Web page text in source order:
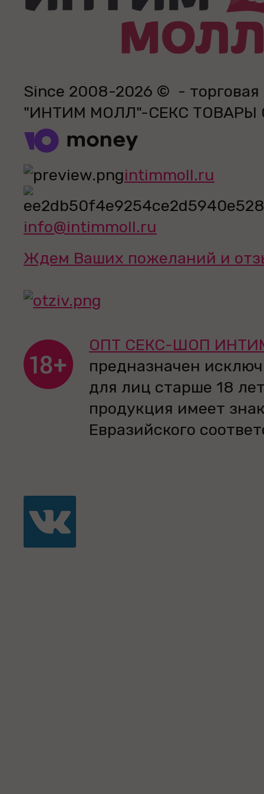
Since 2008-2026 © - торговая
"ИНТИМ МОЛЛ"-СЕКС
intimmoll.ru
info@intimmoll.ru
Ждем Ваших пожеланий и
ОПТ СЕКС-ШОП
предназначен
для лиц старше 18
продукция имеет
Евразийского